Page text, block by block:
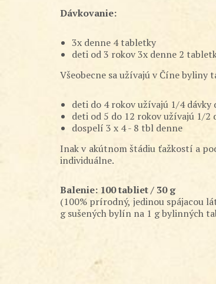
Dávkovanie:
3x denne 4 tabletky
deti od 3 rokov 3x denne 2
Všeobecne sa užívajú v Číne byliny
deti do 4 rokov užívajú 1/4 dávky
deti od 5 do 12 rokov užívajú 1/2
dospelí 3 x 4 - 8 tbl denne
Inak v akútnom štádiu ťažkostí a
individuálne.
Balenie: 100 tabliet / 30 g
(100% prírodný, jedinou spájacou
g sušených bylín na 1 g bylinných